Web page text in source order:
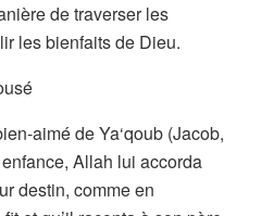
de traverser les
les bienfaits de Dieu.
aimé de Ya‘qoub (Jacob,
Allah lui accorda
destin, comme en